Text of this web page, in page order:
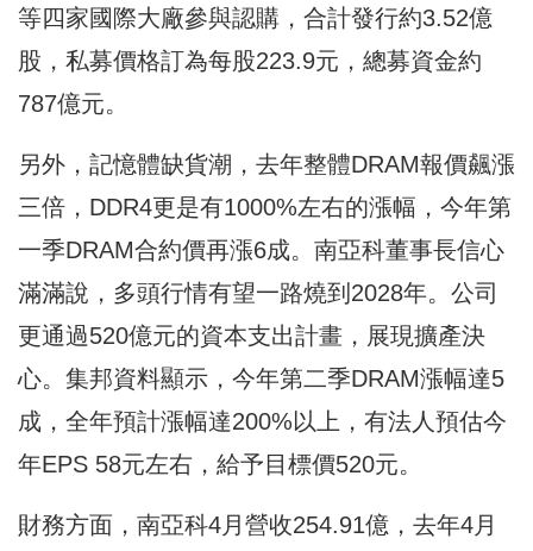
等四家國際大廠參與認購，合計發行約3.52億
股，私募價格訂為每股223.9元，總募資金約
787億元。
另外，記憶體缺貨潮，去年整體DRAM報價飆漲
三倍，DDR4更是有1000%左右的漲幅，今年第
一季DRAM合約價再漲6成。南亞科董事長信心
滿滿說，多頭行情有望一路燒到2028年。公司
更通過520億元的資本支出計畫，展現擴產決
心。集邦資料顯示，今年第二季DRAM漲幅達5
成，全年預計漲幅達200%以上，有法人預估今
年EPS 58元左右，給予目標價520元。
財務方面，南亞科4月營收254.91億，去年4月